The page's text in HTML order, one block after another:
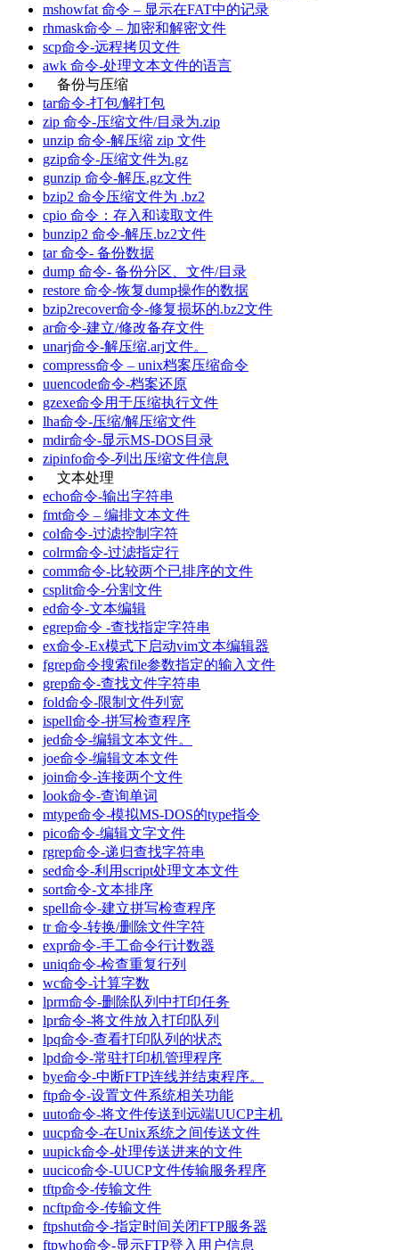
mshowfat 命令 – 显示在FAT中的记录
rhmask命令 – 加密和解密文件
scp命令-远程拷贝文件
awk 命令-处理文本文件的语言
备份与压缩
tar命令-打包/解打包
zip 命令-压缩文件/目录为.zip
unzip 命令-解压缩 zip 文件
gzip命令-压缩文件为.gz
gunzip 命令-解压.gz文件
bzip2 命令压缩文件为 .bz2
cpio 命令：存入和读取文件
bunzip2 命令-解压.bz2文件
tar 命令- 备份数据
dump 命令- 备份分区、文件/目录
restore 命令-恢复dump操作的数据
bzip2recover命令-修复损坏的.bz2文件
ar命令-建立/修改备存文件
unarj命令-解压缩.arj文件。
compress命令 – unix档案压缩命令
uuencode命令-档案还原
gzexe命令用于压缩执行文件
lha命令-压缩/解压缩文件
mdir命令-显示MS-DOS目录
zipinfo命令-列出压缩文件信息
文本处理
echo命令-输出字符串
fmt命令 – 编排文本文件
col命令-过滤控制字符
colrm命令-过滤指定行
comm命令-比较两个已排序的文件
csplit命令-分割文件
ed命令-文本编辑
egrep命令 -查找指定字符串
ex命令-Ex模式下启动vim文本编辑器
fgrep命令搜索file参数指定的输入文件
grep命令-查找文件字符串
fold命令-限制文件列宽
ispell命令-拼写检查程序
jed命令-编辑文本文件。
joe命令-编辑文本文件
join命令-连接两个文件
look命令-查询单词
mtype命令-模拟MS-DOS的type指令
pico命令-编辑文字文件
rgrep命令-递归查找字符串
sed命令-利用script处理文本文件
sort命令-文本排序
spell命令-建立拼写检查程序
tr 命令-转换/删除文件字符
expr命令-手工命令行计数器
uniq命令-检查重复行列
wc命令-计算字数
lprm命令-删除队列中打印任务
lpr命令-将文件放入打印队列
lpq命令-查看打印队列的状态
lpd命令-常驻打印机管理程序
bye命令-中断FTP连线并结束程序。
ftp命令-设置文件系统相关功能
uuto命令-将文件传送到远端UUCP主机
uucp命令-在Unix系统之间传送文件
uupick命令-处理传送进来的文件
uucico命令-UUCP文件传输服务程序
tftp命令-传输文件
ncftp命令-传输文件
ftpshut命令-指定时间关闭FTP服务器
ftpwho命令-显示FTP登入用户信息